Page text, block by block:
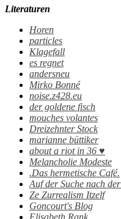
Literaturen
Horen
particles
Klagefall
es regnet
andersneu
Mirko Bonné
noise.z428.eu
der goldene fisch
mouches volantes
Dreizehnter Stock
marianne büttiker
about a riot in 36 ♥
Melancholie Modeste
.Das hermetische Café.
Auf der Suche nach
Ze Zurrealism Itzelf
Goncourt's Blog
Elisabeth Rank